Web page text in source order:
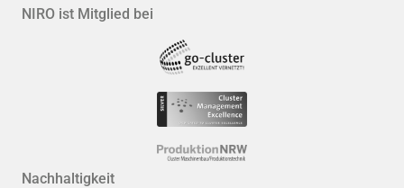
NIRO ist Mitglied bei
Nachhaltigkeit